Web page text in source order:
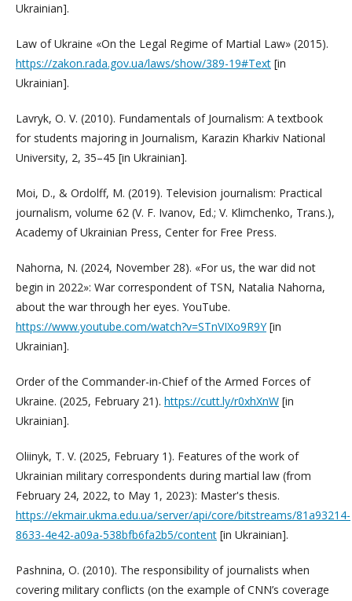
Ukrainian].
Law of Ukraine «On the Legal Regime of Martial Law» (2015).
https://zakon.rada.gov.ua/laws/show/389-19#Text [in
Ukrainian].
Lavryk, O. V. (2010). Fundamentals of Journalism: A textbook
for students majoring in Journalism, Karazin Kharkiv National
University, 2, 35–45 [in Ukrainian].
Moi, D., & Ordolff, M. (2019). Television journalism: Practical
journalism, volume 62 (V. F. Ivanov, Ed.; V. Klimchenko, Trans.),
Academy of Ukrainian Press, Center for Free Press.
Nahorna, N. (2024, November 28). «For us, the war did not
begin in 2022»: War correspondent of TSN, Natalia Nahorna,
about the war through her eyes. YouTube.
https://www.youtube.com/watch?v=STnVIXo9R9Y[in
Ukrainian].
Order of the Commander-in-Chief of the Armed Forces of
Ukraine. (2025, February 21). https://cutt.ly/r0xhXnW [in
Ukrainian].
Oliinyk, T. V. (2025, February 1). Features of the work of
Ukrainian military correspondents during martial law (from
February 24, 2022, to May 1, 2023): Master's thesis.
https://ekmair.ukma.edu.ua/server/api/core/bitstreams/81a93214-
8633-4e42-a09a-538bfb6fa2b5/content [in Ukrainian].
Pashnina, O. (2010). The responsibility of journalists when
covering military conflicts (on the example of CNN’s coverage